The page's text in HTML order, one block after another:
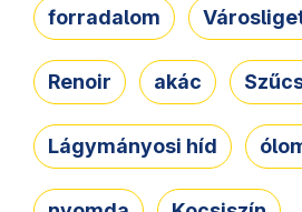
forradalom
Renoir akác
Lágymányosi híd